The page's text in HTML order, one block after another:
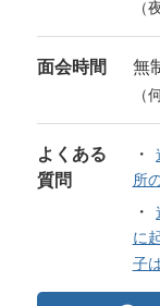
（
面会時間 無
（
よくある
質問
所
に
子